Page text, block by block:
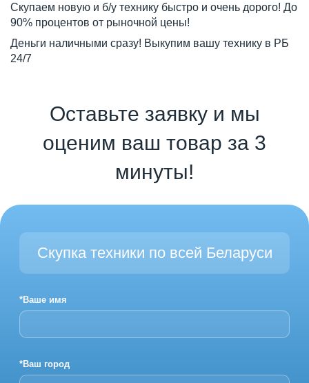
Скупаем новую и б/у технику быстро и очень дорого! До
90% процентов от рыночной цены!
Деньги наличными сразу! Выкупим вашу технику в РБ
24/7
Оставьте заявку и мы
оценим ваш товар за 3
минуты!
Скупка техники по всей Беларуси
*Ваше имя
*Ваш город